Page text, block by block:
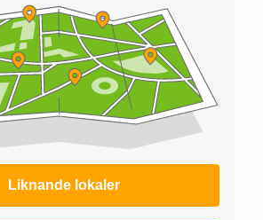
Liknande lokaler